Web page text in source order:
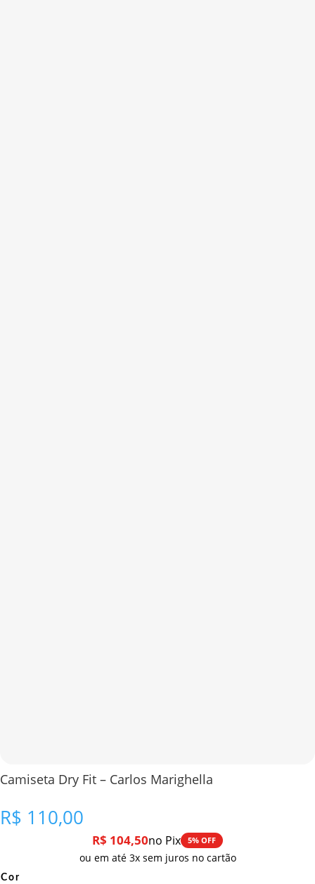
Camiseta Dry Fit – Carlos Marighella
R$ 110,00
R$ 104,50no Pix 5% OFF
ou em até 3x sem juros no cartão
Cor